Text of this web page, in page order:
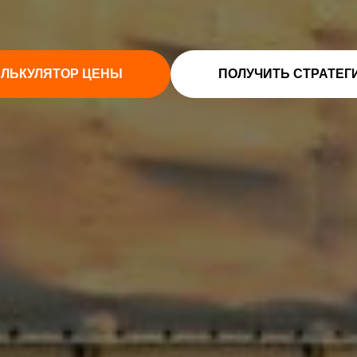
ЦЕНЫ ПОЛУЧИТЬ